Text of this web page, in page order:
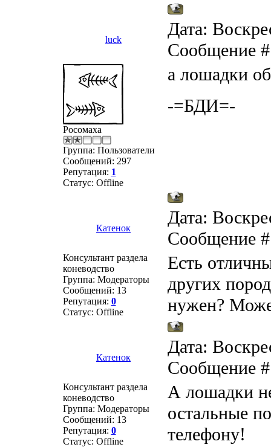
luck
Дата:
Сообщение
Росомаха
Группа: Пользователи
Сообщений: 297
Репутация: 1
Статус: Offline
а лошадки
-=БДИ=-
Катенок
Дата:
Сообщение
Консультант раздела
коневодство
Группа: Модераторы
Сообщений: 13
Репутация: 0
Статус: Offline
Есть
других
нужен?
Катенок
Дата:
Сообщение
Консультант раздела
коневодство
Группа: Модераторы
Сообщений: 13
Репутация: 0
Статус: Offline
А лошадки
остальные
телефону!